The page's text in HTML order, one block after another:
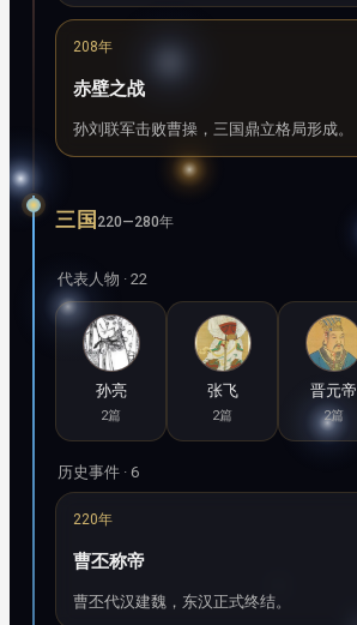
208年
赤壁之战
孙刘联军击败曹操，三国鼎立格局形成。
三国 220—280年
代表人物 · 22
孙亮
2篇
张飞
2篇
晋元帝
2篇
历史事件 · 6
220年
曹丕称帝
曹丕代汉建魏，东汉正式终结。